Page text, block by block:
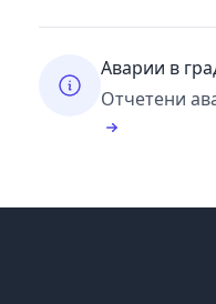
Аварии в
Отчетени